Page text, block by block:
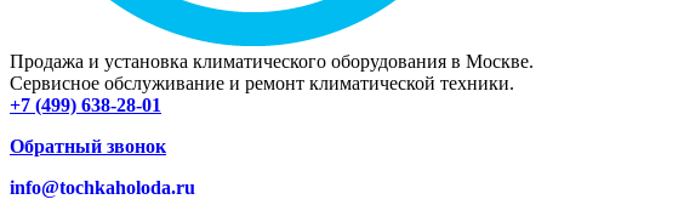
Продажа и установка климатического оборудования в Москве.
Сервисное обслуживание и ремонт климатической техники.
+7 (499) 638-28-01
Обратный звонок
info@tochkaholoda.ru